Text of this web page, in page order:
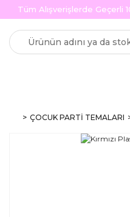
Tüm Alışverişlerde Geçerli
ÇOCUK PARTİ TEMALARI